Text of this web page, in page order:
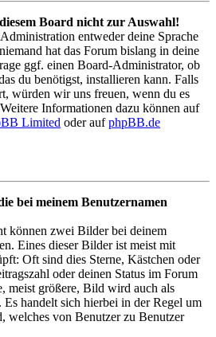
Board nicht zur Auswahl!
entweder deine Sprache
hat das Forum bislang in deine
ggf. einen Board-Administrator, ob
du benötigst, installieren kann. Falls
würden wir uns freuen, wenn du es
Informationen dazu können auf
Limited oder aufphpBB.de
bei meinem Benutzernamen
können zwei Bilder bei deinem
Eines dieser Bilder ist meist mit
Oft sind dies Sterne, Kästchen oder
oder deinen Status im Forum
meist größere, Bild wird auch als
Es handelt sich hierbei in der Regel um
welches von Benutzer zu Benutzer